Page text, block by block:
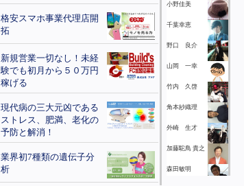
格安スマホ事業代理店開
拓
新規営業一切なし！未経
験でも初月から５０万円
稼げる
現代病の三大元凶である
ストレス、肥満、老化の
予防と解消！
業界初7種類の遺伝子分
析
小野佳美
千葉幸恵
野口 良介
山岡 一幸
竹内 久啓
角本紗織理
外崎 生才
加藤駝鳥 貴之
森田敏明